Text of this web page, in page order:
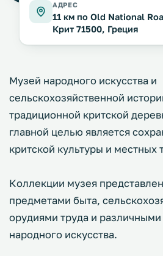
АДРЕС
11 км по Old National
Крит 71500, Греция
Музей народного искусства и
сельскохозяйственной
традиционной критской
главной целью является
критской культуры и местных
Коллекции музея
предметами быта,
орудиями труда и
народного искусства.